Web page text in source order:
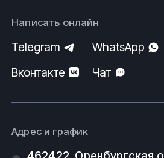
Написать онлайн
Telegram
WhatsApp
Вконтакте
Чат
Адрес и график